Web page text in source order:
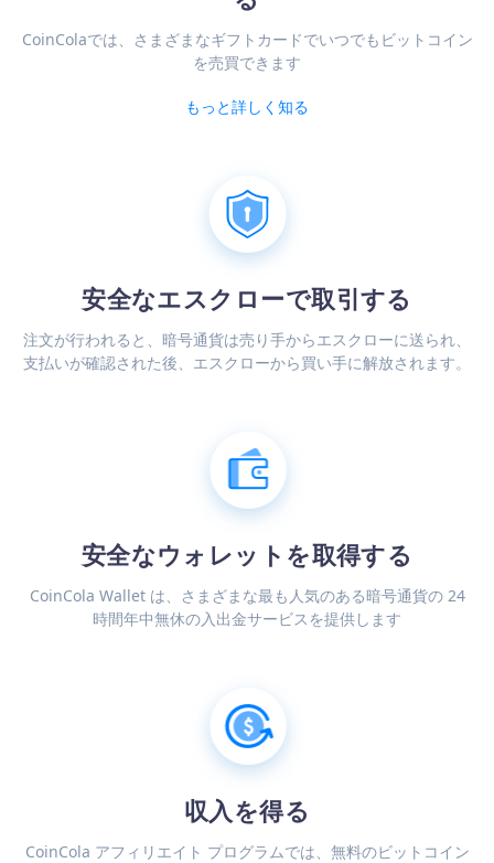
CoinColaでは、さまざまなギフトカードでいつでもビットコイン
を売買できます
もっと詳しく知る
安全なエスクローで取引する
注文が行われると、暗号通貨は売り手からエスクローに送られ、
支払いが確認された後、エスクローから買い手に解放されます。
安全なウォレットを取得する
CoinCola Wallet は、さまざまな最も人気のある暗号通貨の 24
時間年中無休の入出金サービスを提供します
収入を得る
CoinCola アフィリエイト プログラムでは、無料のビットコイン